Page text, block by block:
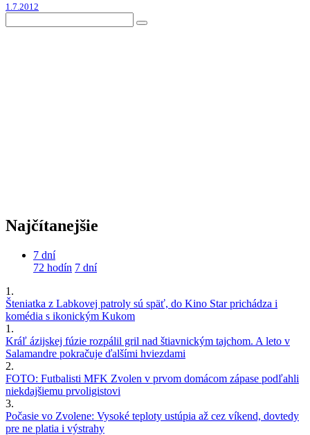
1.7.2012
Najčítanejšie
7 dní
72 hodín 7 dní
1.
Šteniatka z Labkovej patroly sú späť, do Kino Star prichádza i
komédia s ikonickým Kukom
1.
Kráľ ázijskej fúzie rozpálil gril nad štiavnickým tajchom. A leto v
Salamandre pokračuje ďalšími hviezdami
2.
FOTO: Futbalisti MFK Zvolen v prvom domácom zápase podľahli
niekdajšiemu prvoligistovi
3.
Počasie vo Zvolene: Vysoké teploty ustúpia až cez víkend, dovtedy
pre ne platia i výstrahy